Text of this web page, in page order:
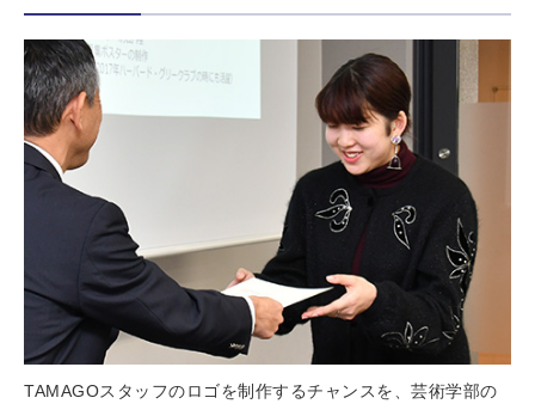
TAMAGOスタッフのロゴを制作するチャンスを、芸術学部の